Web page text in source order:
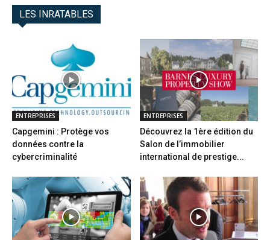
LES INRATABLES
ENTREPRISES
Capgemini : Protège vos
données contre la
cybercriminalité
ENTREPRISES
Découvrez la 1ère édition du
Salon de l’immobilier
international de prestige...